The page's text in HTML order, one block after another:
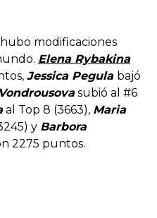
modificaciones
Elena Rybakina
Jessica Pegula bajó
subió al #6
al Top 8 (3663), Maria
y Barbora
2275 puntos.